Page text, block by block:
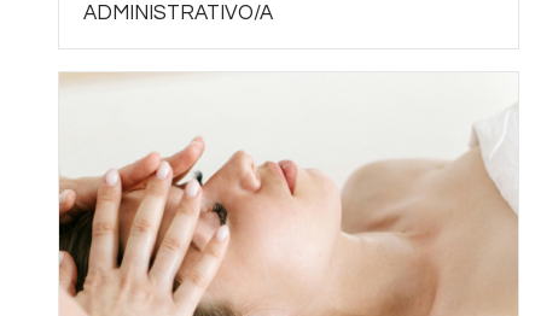
ADMINISTRATIVO/A